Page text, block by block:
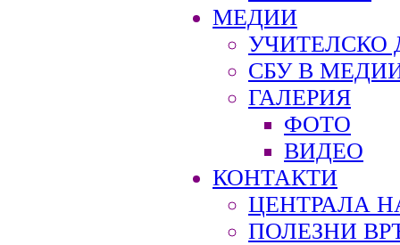
МЕДИИ
УЧИТЕЛСКО
СБУ В
ГАЛЕРИЯ
ФОТО
ВИДЕО
КОНТАКТИ
ЦЕНТРАЛА
ПОЛЕЗНИ